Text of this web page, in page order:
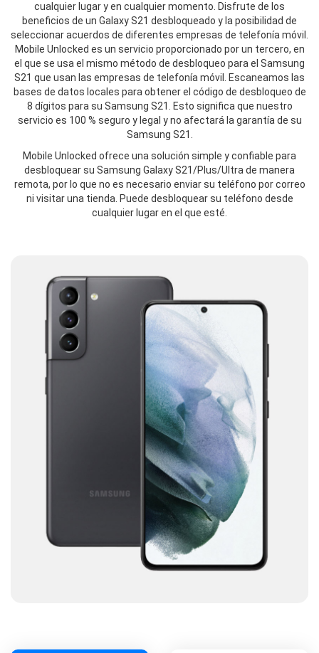
cualquier lugar y en cualquier momento. Disfrute de los
beneficios de un Galaxy S21 desbloqueado y la posibilidad de
seleccionar acuerdos de diferentes empresas de telefonía móvil.
Mobile Unlocked es un servicio proporcionado por un tercero, en
el que se usa el mismo método de desbloqueo para el Samsung
S21 que usan las empresas de telefonía móvil. Escaneamos las
bases de datos locales para obtener el código de desbloqueo de
8 dígitos para su Samsung S21. Esto significa que nuestro
servicio es 100 % seguro y legal y no afectará la garantía de su
Samsung S21.
Mobile Unlocked ofrece una solución simple y confiable para
desbloquear su Samsung Galaxy S21/Plus/Ultra de manera
remota, por lo que no es necesario enviar su teléfono por correo
ni visitar una tienda. Puede desbloquear su teléfono desde
cualquier lugar en el que esté.